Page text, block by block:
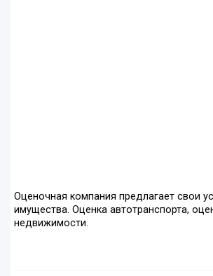
Оценочная компания предлагает свои
имущества. Оценка автотранспорта,
недвижимости.